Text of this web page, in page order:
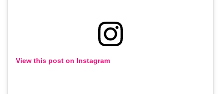
View this post on Instagram